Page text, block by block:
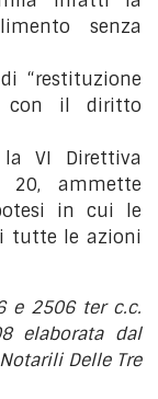
senza
“restituzione
con il diritto
VI Direttiva
20, ammette
in cui le
tutte le azioni
e 2506 ter c.c.
elaborata dal
Delle Tre